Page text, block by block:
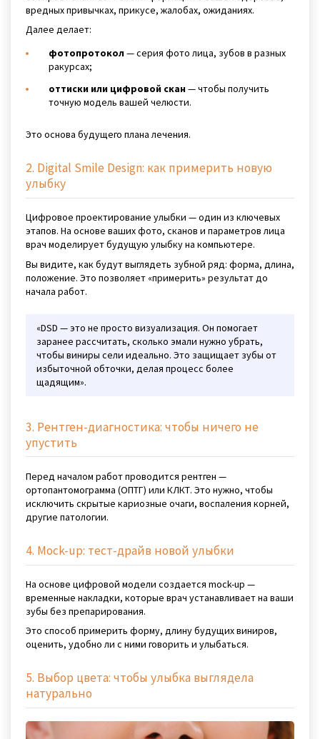
вредных привычках, прикусе, жалобах, ожиданиях.
Далее делает:
фотопротокол— серия фото лица, зубов в разных
ракурсах;
оттиски или цифровой скан— чтобы получить
точную модель вашей челюсти.
Это основа будущего плана лечения.
2. Digital Smile Design: как примерить новую
улыбку
Цифровое проектирование улыбки — один из ключевых
этапов. На основе ваших фото, сканов и параметров лица
врач моделирует будущую улыбку на компьютере.
Вы видите, как будут выглядеть зубной ряд: форма, длина,
положение. Это позволяет «примерить» результат до
начала работ.
«DSD — это не просто визуализация. Он помогает
заранее рассчитать, сколько эмали нужно убрать,
чтобы виниры сели идеально. Это защищает зубы от
избыточной обточки, делая процесс более
щадящим».
3. Рентген-диагностика: чтобы ничего не
упустить
Перед началом работ проводится рентген —
ортопантомограмма (ОПТГ) или КЛКТ. Это нужно, чтобы
исключить скрытые кариозные очаги, воспаления корней,
другие патологии.
4. Mock-up: тест-драйв новой улыбки
На основе цифровой модели создается mock-up —
временные накладки, которые врач устанавливает на ваши
зубы без препарирования.
Это способ примерить форму, длину будущих виниров,
оценить, удобно ли с ними говорить и улыбаться.
5. Выбор цвета: чтобы улыбка выглядела
натурально